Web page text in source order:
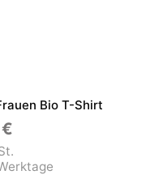
Bio T-Shirt
€